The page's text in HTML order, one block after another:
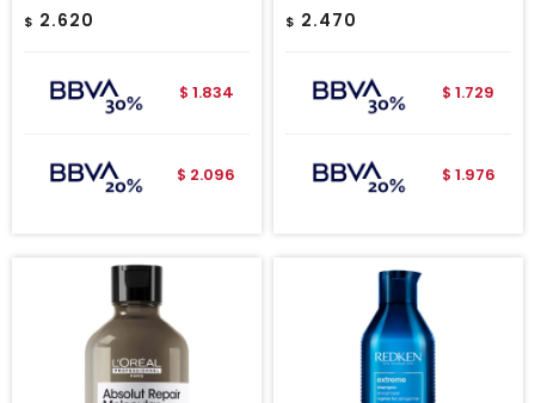
$ 2.620
$ 1.834
$ 2.096
$ 2.470
$ 1.729
$ 1.976